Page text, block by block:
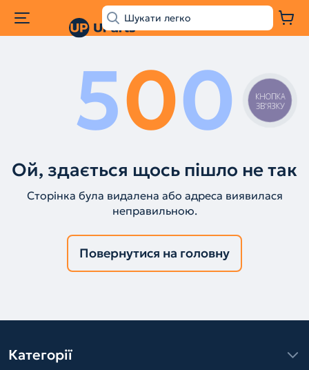
500
Ой, здається щось пішло не так
Сторінка була видалена або адреса виявилася
неправильною.
Повернутися на головну
Категорії
КНОПКА
ЗВ'ЯЗКУ